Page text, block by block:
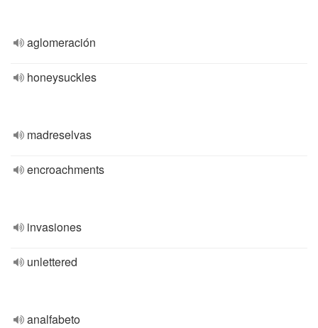
aglomeración
honeysuckles
madreselvas
encroachments
invasiones
unlettered
analfabeto